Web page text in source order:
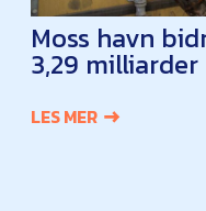
Moss havn
3,29
LES MER